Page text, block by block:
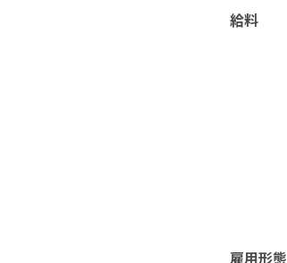
給料
雇用形態